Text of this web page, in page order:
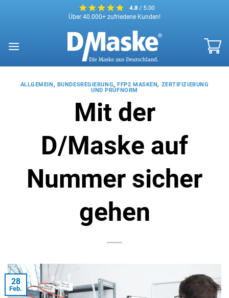
Über 40.000+ zufriedene Kunden!
ALLGEMEIN, BUNDESREGIERUNG,FFP2 MASKEN, ZERTIFIZIERUNG
UND PRÜFNORM
Mit der
D/Maske auf
Nummer sicher
gehen
28
Feb.